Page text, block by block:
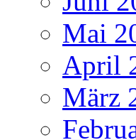
Mai
April
März